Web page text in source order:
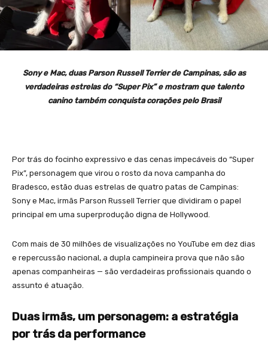
Sony e Mac, duas Parson Russell Terrier de Campinas, são as
verdadeiras estrelas do “Super Pix” e mostram que talento
canino também conquista corações pelo Brasil
Por trás do focinho expressivo e das cenas impecáveis do “Super
Pix”, personagem que virou o rosto da nova campanha do
Bradesco, estão duas estrelas de quatro patas de Campinas:
Sony e Mac, irmãs Parson Russell Terrier que dividiram o papel
principal em uma superprodução digna de Hollywood.
Com mais de 30 milhões de visualizações no YouTube em dez dias
e repercussão nacional, a dupla campineira prova que não são
apenas companheiras — são verdadeiras profissionais quando o
assunto é atuação.
Duas irmãs, um personagem: a estratégia
por trás da performance